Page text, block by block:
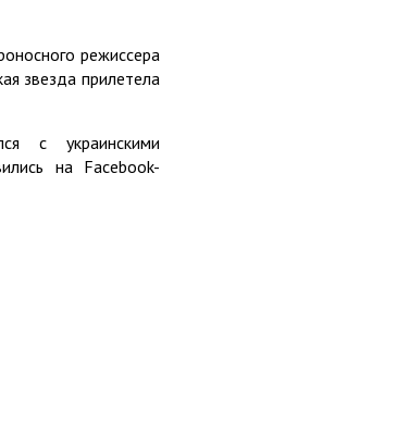
режиссера
звезда прилетела
с украинскими
на Facebook-